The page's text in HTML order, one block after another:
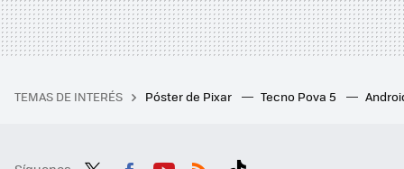
TEMAS DE INTERÉS Póster de Pixar Tecno Pova 5